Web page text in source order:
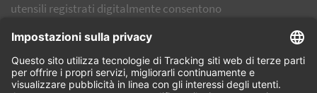
utensili registrati digitalmente consentono
minimo della ricerca degli utensili
. In combinazione con
TDM ScanEasy, la soluzione di scansione mobile, le
prenotazioni degli utensili vengono registrate in modo